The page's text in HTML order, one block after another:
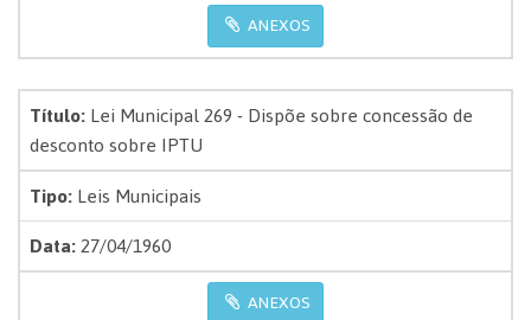
ANEXOS
Título:Lei Municipal 269 - Dispõe sobre concessão de
desconto sobre IPTU
Tipo:Leis Municipais
Data:27/04/1960
ANEXOS